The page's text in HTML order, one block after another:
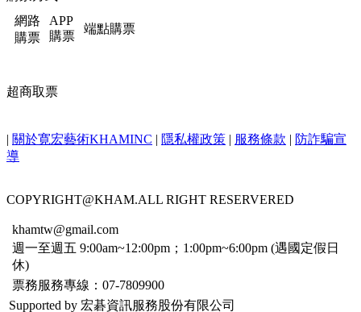
商品-全本音樂劇《西貢小姐》Miss Saigon官方巡演周邊商品
網路
購票
APP
購票
超商取票
| 關於寛宏藝術KHAMINC | 隱私權政策 | 服務條款 |
COPYRIGHT@KHAM.ALL RIGHT RESERVERED
khamtw@gmail.com